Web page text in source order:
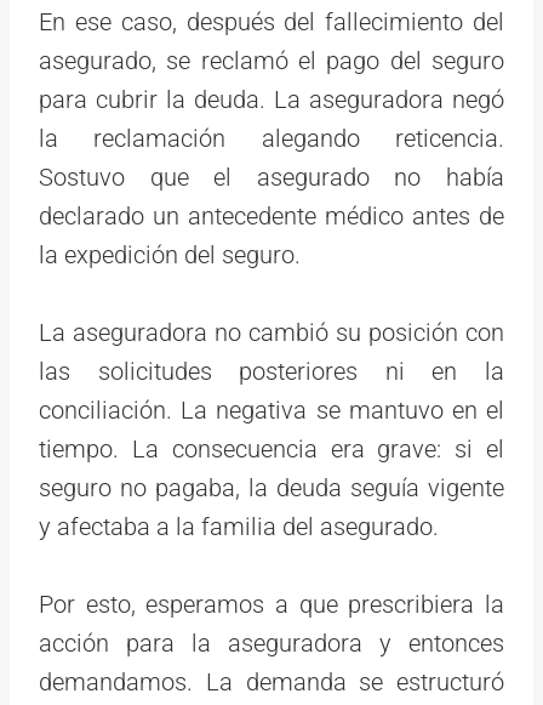
En ese caso, después del fallecimiento del
asegurado, se reclamó el pago del seguro
para cubrir la deuda. La aseguradora negó
la reclamación alegando reticencia.
Sostuvo que el asegurado no había
declarado un antecedente médico antes de
la expedición del seguro.
La aseguradora no cambió su posición con
las solicitudes posteriores ni en la
conciliación. La negativa se mantuvo en el
tiempo. La consecuencia era grave: si el
seguro no pagaba, la deuda seguía vigente
y afectaba a la familia del asegurado.
Por esto, esperamos a que prescribiera la
acción para la aseguradora y entonces
demandamos. La demanda se estructuró